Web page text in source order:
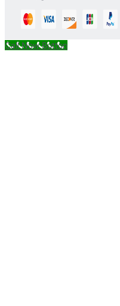
Call Now Button